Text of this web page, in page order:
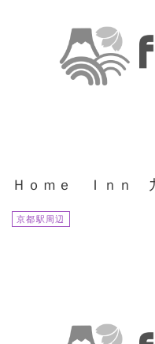
Ｈｏｍｅ Ｉｎｎ
京都駅周辺